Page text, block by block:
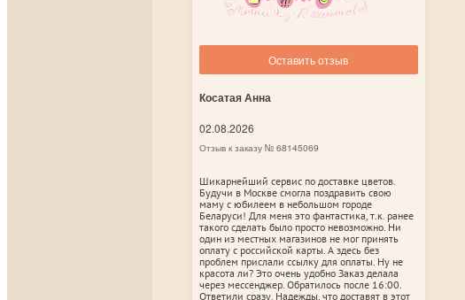
Оставить отзыв
Косатая Анна
02.08.2026
Отзыв к заказу № 68145069
Шикарнейший сервис по доставке цветов.
Будучи в Москве смогла поздравить свою
маму с юбилеем в небольшом городе
Беларуси! Для меня это фантастика, т.к. ранее
такого сделать было просто невозможно. Ни
один из местных магазинов не мог принять
оплату с российской карты. А здесь без
проблем прислали ссылку для оплаты. Ну не
красота ли? Это очень удобно Заказ делала
через мессенджер. Обратилось после 16:00.
Ответили сразу. Надежды, что доставят в этот